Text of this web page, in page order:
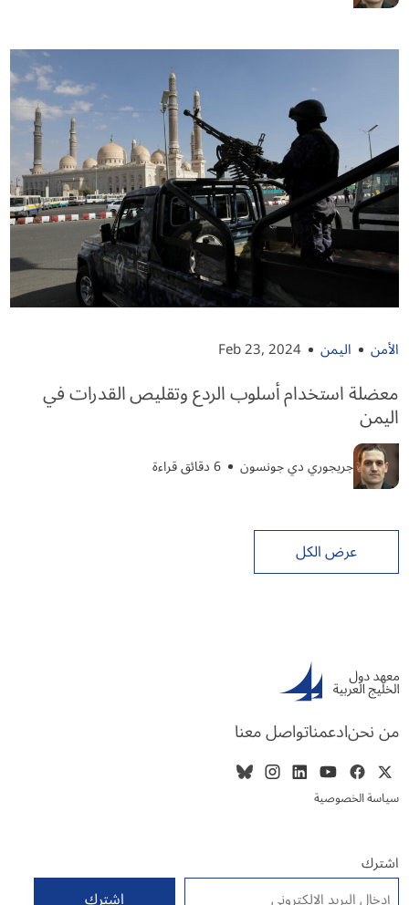
الأمن اليمن Feb 23, 2024
معضلة استخدام أسلوب الردع وتقليص القدرات في
اليمن
جريجوري دي جونسون 6 دقائق قراءة
عرض الكل
من نحنادعمناتواصل معنا
سياسة الخصوصية
اشترك
البريد الإلكتروني *